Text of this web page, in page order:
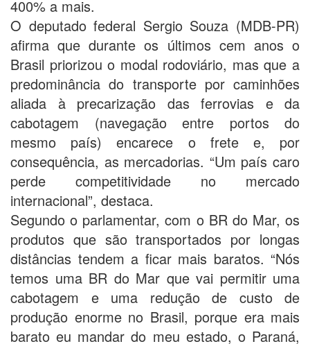
400% a mais.
O deputado federal Sergio Souza (MDB-PR)
afirma que durante os últimos cem anos o
Brasil priorizou o modal rodoviário, mas que a
predominância do transporte por caminhões
aliada à precarização das ferrovias e da
cabotagem (navegação entre portos do
mesmo país) encarece o frete e, por
consequência, as mercadorias. “Um país caro
perde competitividade no mercado
internacional”, destaca.
Segundo o parlamentar, com o BR do Mar, os
produtos que são transportados por longas
distâncias tendem a ficar mais baratos. “Nós
temos uma BR do Mar que vai permitir uma
cabotagem e uma redução de custo de
produção enorme no Brasil, porque era mais
barato eu mandar do meu estado, o Paraná,